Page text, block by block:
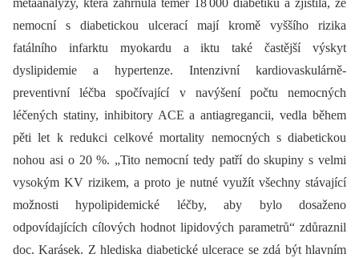
metaanalýzy, která zahrnula téměř 18 000 diabetiků a zjistila, že
nemocní s diabetickou ulcerací mají kromě vyššího rizika
fatálního infarktu myokardu a iktu také častější výskyt
dyslipidemie a hypertenze. Intenzivní kardiovaskulárně-
preventivní léčba spočívající v navýšení počtu nemocných
léčených statiny, inhibitory ACE a antiagregancii, vedla během
pěti let k redukci celkové mortality nemocných s diabetickou
nohou asi o 20 %. „Tito nemocní tedy patří do skupiny s velmi
vysokým KV rizikem, a proto je nutné využít všechny stávající
možnosti hypolipidemické léčby, aby bylo dosaženo
odpovídajících cílových hodnot lipidových parametrů“ zdůraznil
doc. Karásek. Z hlediska diabetické ulcerace se zdá být hlavním